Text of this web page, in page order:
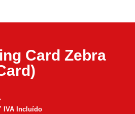
Card Zebra
IVA Incluído